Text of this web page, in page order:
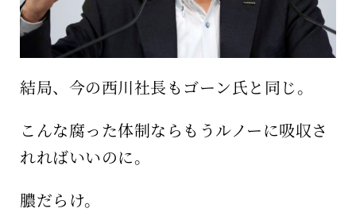
結局、今の西川社長もゴーン氏と同じ。
こんな腐った体制ならもうルノーに吸収さ
れればいいのに。
膿だらけ。